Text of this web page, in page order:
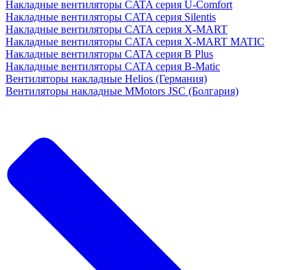
Накладные вентиляторы CATA серия U-Comfort
Накладные вентиляторы CATA серия Silentis
Накладные вентиляторы CATA серия X-MART
Накладные вентиляторы CATA серия X-MART MATIC
Накладные вентиляторы CATA серия B Plus
Накладные вентиляторы CATA серия B-Matic
Вентиляторы накладные Helios (Германия)
Вентиляторы накладные MMotors JSC (Болгария)